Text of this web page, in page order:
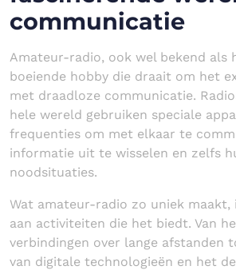
communicatie
Amateur-radio, ook wel bekend als
boeiende hobby die draait om het
met draadloze communicatie.
hele wereld gebruiken speciale
frequenties om met elkaar te
informatie uit te wisselen en zelfs
noodsituaties.
Wat amateur-radio zo uniek maakt,
aan activiteiten die het biedt. Van
verbindingen over lange afstanden
van digitale technologieën en het